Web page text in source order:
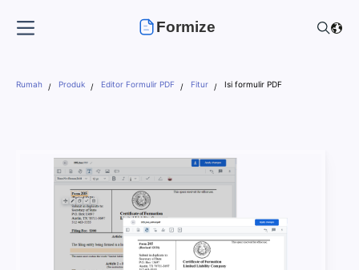
Formize
Rumah Produk Editor Formulir PDF Fitur Isi formulir PDF